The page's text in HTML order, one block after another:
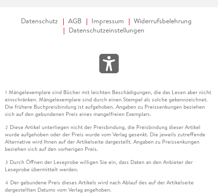
Datenschutz AGB Impressum
Widerrufsbelehrung
Datenschutzeinstellungen
1 Mängelexemplare sind Bücher mit leichten Beschädigungen, die das Lesen aber nicht
einschränken. Mängelexemplare sind durch einen Stempel als solche gekennzeichnet.
Die frühere Buchpreisbindung ist aufgehoben. Angaben zu Preissenkungen beziehen
sich auf den gebundenen Preis eines mangelfreien Exemplars.
2 Diese Artikel unterliegen nicht der Preisbindung, die Preisbindung dieser Artikel
wurde aufgehoben oder der Preis wurde vom Verlag gesenkt. Die jeweils zutreffende
Alternative wird Ihnen auf der Artikelseite dargestellt. Angaben zu Preissenkungen
beziehen sich auf den vorherigen Preis.
3 Durch Öffnen der Leseprobe willigen Sie ein, dass Daten an den Anbieter der
Leseprobe übermittelt werden.
4 Der gebundene Preis dieses Artikels wird nach Ablauf des auf der Artikelseite
dargestellten Datums vom Verlag angehoben.